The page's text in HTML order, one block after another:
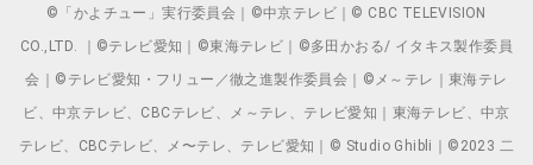
©「かよチュー」実行委員会｜©中京テレビ｜© CBC TELEVISION
CO.,LTD. ｜©テレビ愛知｜©東海テレビ｜©多田かおる/ イタキス製作委員
会｜©テレビ愛知・フリュー／徹之進製作委員会｜©メ～テレ｜東海テレ
ビ、中京テレビ、CBCテレビ、メ～テレ、テレビ愛知｜東海テレビ、中京
テレビ、CBCテレビ、メ〜テレ、テレビ愛知｜© Studio Ghibli｜©2023 二